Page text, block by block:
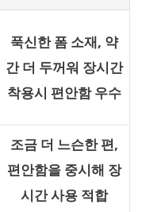
푹신한 폼 소재, 약
간 더 두꺼워 장시간
착용시 편안함 우수
조금 더 느슨한 편,
편안함을 중시해 장
시간 사용 적합